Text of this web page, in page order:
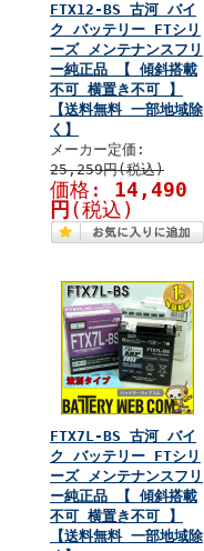
FTX12-BS 古河 バイ
ク バッテリー FTシリ
ーズ メンテナンスフリ
ー純正品 【 傾斜搭載
不可 横置き不可 】
【送料無料 一部地域除
く】
メーカー定価:
25,259円(税込)
価格: 14,490
円 (税込)
FTX7L-BS 古河 バイ
ク バッテリー FTシリ
ーズ メンテナンスフリ
ー純正品 【 傾斜搭載
不可 横置き不可 】
【送料無料 一部地域除